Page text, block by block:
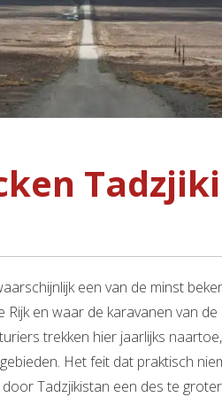
een van de minst
Rijk en waar de karavanen van
trekken hier jaarlijks
Het feit dat praktisch
Tadzjikistan een des te